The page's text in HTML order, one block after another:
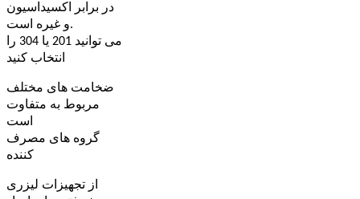
در برابر اکسیداسیون
و غیره است.
می توانید 201 یا 304 را
انتخاب کنید
ضخامت های مختلف
مربوط به متفاوت
است
گروه های مصرف
کننده
از تجهیزات لیزری